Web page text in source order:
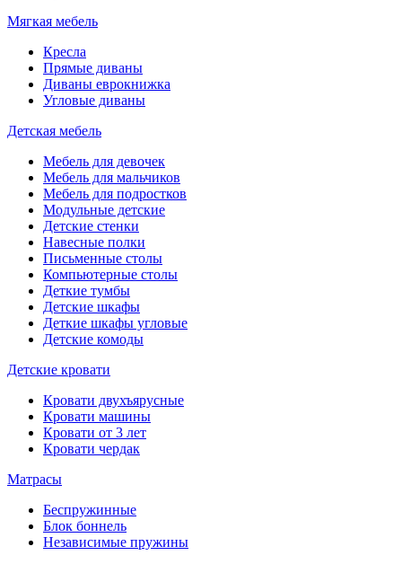
Мягкая мебель
Кресла
Прямые диваны
Диваны еврокнижка
Угловые диваны
Детская мебель
Мебель для девочек
Мебель для мальчиков
Мебель для подростков
Модульные детские
Детские стенки
Навесные полки
Письменные столы
Компьютерные столы
Деткие тумбы
Детские шкафы
Деткие шкафы угловые
Детские комоды
Детские кровати
Кровати двухъярусные
Кровати машины
Кровати от 3 лет
Кровати чердак
Матрасы
Беспружинные
Блок боннель
Независимые пружины